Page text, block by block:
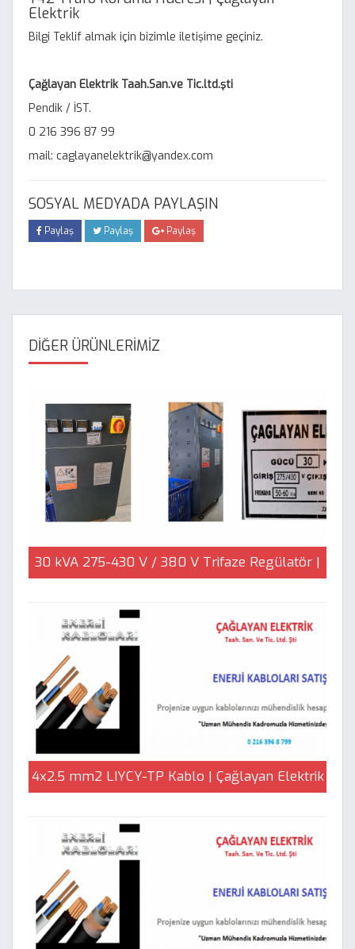
Elektrik
Bilgi Teklif almak için bizimle iletişime geçiniz.
Çağlayan Elektrik Taah.San.ve Tic.ltd.şti
Pendik / İST.
0 216 396 87 99
mail: caglayanelektrik@yandex.com
SOSYAL MEDYADA PAYLAŞIN
Paylaş Paylaş Paylaş
DİĞER ÜRÜNLERİMİZ
30 kVA 275-430 V / 380 V Trifaze Regülatör |
4x2.5 mm2 LIYCY-TP Kablo | Çağlayan Elektrik